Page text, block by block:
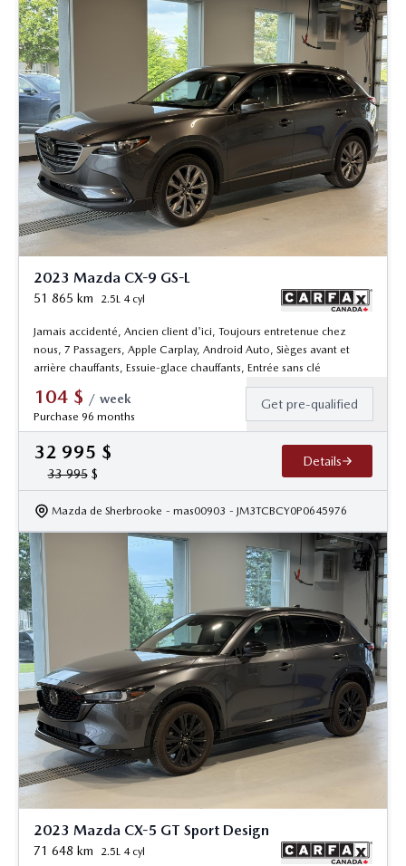
2023 Mazda CX-9 GS-L
51 865 km 2.5L 4 cyl
Jamais accidenté, Ancien client d'ici, Toujours entretenue chez
nous, 7 Passagers, Apple Carplay, Android Auto, Sièges avant et
arrière chauffants, Essuie-glace chauffants, Entrée sans clé
104 $ / week
Purchase 96 months
Get pre-qualified
32 995 $
33 995$
Details
Mazda de Sherbrooke - mas00903 - JM3TCBCY0P0645976
2023 Mazda CX-5 GT Sport Design
71 648 km 2.5L 4 cyl